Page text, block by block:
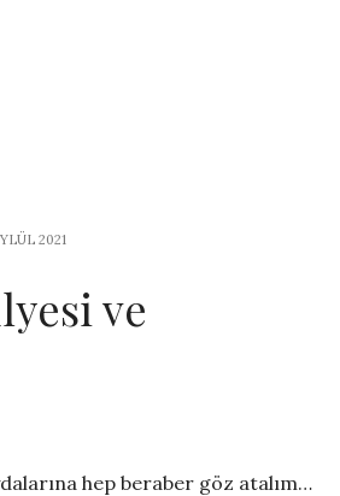
2021
ve
hep beraber göz atalım…